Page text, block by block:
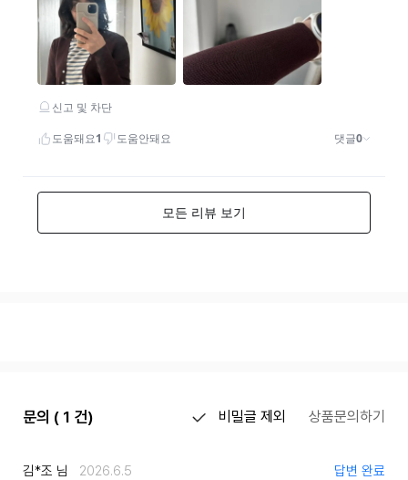
문의 ( 1 건) 비밀글 제외 상품문의하기
김*조 님 2026.6.5 답변 완료